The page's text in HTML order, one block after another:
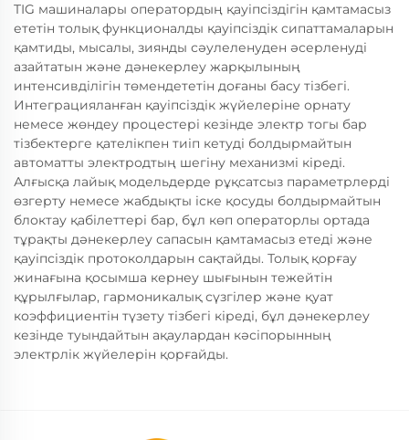
TIG машиналары оператордың қауіпсіздігін қамтамасыз
ететін толық функционалды қауіпсіздік сипаттамаларын
қамтиды, мысалы, зиянды сәулеленуден әсерленуді
азайтатын және дәнекерлеу жарқылының
интенсивділігін төмендететін доғаны басу тізбегі.
Интеграцияланған қауіпсіздік жүйелеріне орнату
немесе жөндеу процестері кезінде электр тогы бар
тізбектерге қателікпен тиіп кетуді болдырмайтын
автоматты электродтың шегіну механизмі кіреді.
Алғысқа лайық модельдерде рұқсатсыз параметрлерді
өзгерту немесе жабдықты іске қосуды болдырмайтын
блоктау қабілеттері бар, бұл көп операторлы ортада
тұрақты дәнекерлеу сапасын қамтамасыз етеді және
қауіпсіздік протоколдарын сақтайды. Толық қорғау
жинағына қосымша кернеу шығынын тежейтін
құрылғылар, гармоникалық сүзгілер және қуат
коэффициентін түзету тізбегі кіреді, бұл дәнекерлеу
кезінде туындайтын ақаулардан кәсіпорынның
электрлік жүйелерін қорғайды.